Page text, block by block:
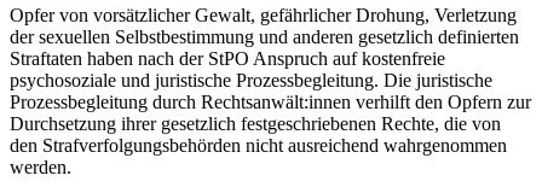
Opfer von vorsätzlicher Gewalt, gefährlicher Drohung, Verletzung
der sexuellen Selbstbestimmung und anderen gesetzlich definierten
Straftaten haben nach der StPO Anspruch auf kostenfreie
psychosoziale und juristische Prozessbegleitung. Die juristische
Prozessbegleitung durch Rechtsanwält:innen verhilft den Opfern zur
Durchsetzung ihrer gesetzlich festgeschriebenen Rechte, die von
den Strafverfolgungsbehörden nicht ausreichend wahrgenommen
werden.